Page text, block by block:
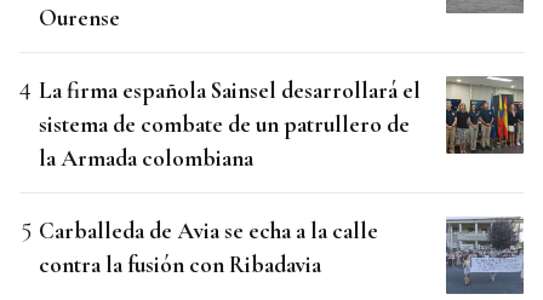
Ourense
La firma española Sainsel desarrollará el
sistema de combate de un patrullero de
la Armada colombiana
Carballeda de Avia se echa a la calle
contra la fusión con Ribadavia